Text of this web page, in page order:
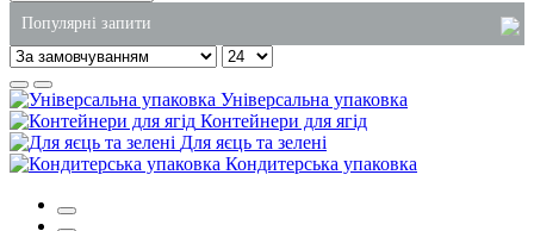
Популярні запити
паперовий контейнер для їжі
одноразовий соусник
одноразові стакани ціна
купити тримач для одноразових стаканів
Універсальна упаковка
Контейнери для ягід
Для яєць та зелені
Кондитерська упаковка